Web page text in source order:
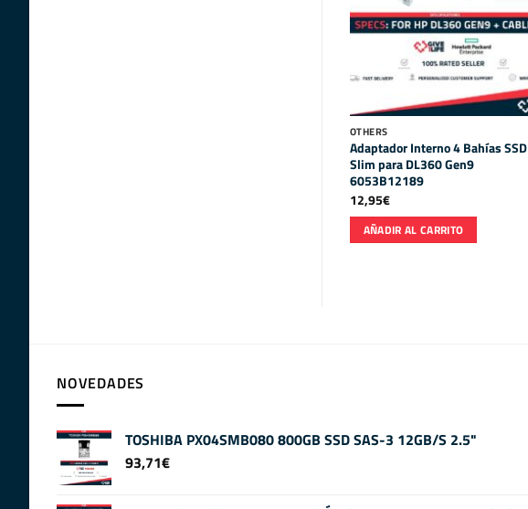
OTHERS
Adaptador Interno 4 Bahías SSD
Slim para DL360 Gen9
6053B12189
12,95€
AÑADIR AL CARRITO
NOVEDADES
TOSHIBA PX04SMB080 800GB SSD SAS-3 12GB/S 2.5"
93,71€